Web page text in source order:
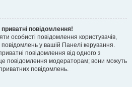
повідомлення!
особисті повідомлення користувачів,
у вашій Панелі керування.
повідомлення від одного з
це повідомлення модераторам; вони можуть
повідомлень.